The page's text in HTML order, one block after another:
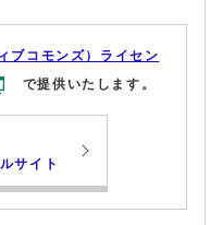
ブコモンズ）ライセン
で提供いたします。
サイト